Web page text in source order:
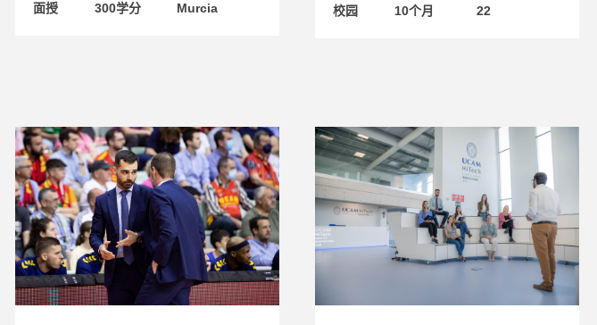
面授 300学分 Murcia 校园 10个月 22